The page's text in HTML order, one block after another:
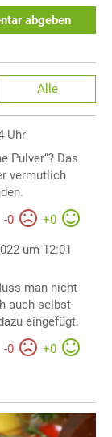
abgeben
Alle
Uhr
Pulver“? Das
vermutlich
-0 +0
um 12:01
man nicht
auch selbst
eingefügt.
-0 +0